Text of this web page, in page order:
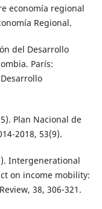
economía regional
Regional.
del Desarrollo
París:
Plan Nacional de
2018, 53(9).
Intergenerational
on income mobility:
38, 306-321.